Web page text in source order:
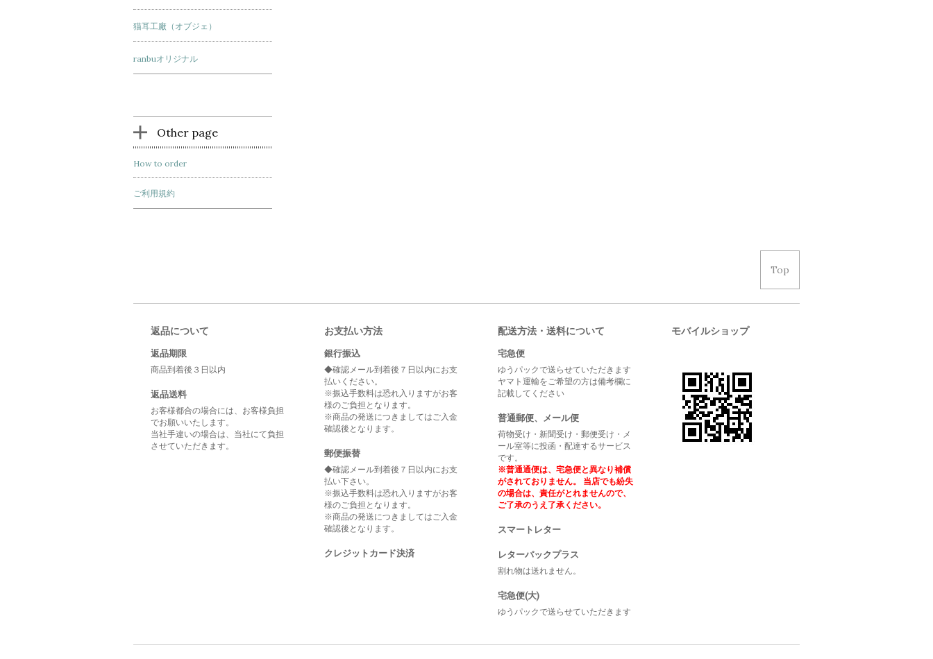
猫耳工廠（オブジェ）
ranbuオリジナル
Other page
How to order
ご利用規約
Top
返品について
返品期限
商品到着後３日以内
返品送料
お客様都合の場合には、お客様負担
でお願いいたします。
当社手違いの場合は、当社にて負担
させていただきます。
お支払い方法
銀行振込
◆確認メール到着後７日以内にお支
払いください。
※振込手数料は恐れ入りますがお客
様のご負担となります。
※商品の発送につきましてはご入金
確認後となります。
郵便振替
◆確認メール到着後７日以内にお支
払い下さい。
※振込手数料は恐れ入りますがお客
様のご負担となります。
※商品の発送につきましてはご入金
確認後となります。
クレジットカード決済
配送方法・送料について
宅急便
ゆうパックで送らせていただきます
ヤマト運輸をご希望の方は備考欄に
記載してください
普通郵便、メール便
荷物受け・新聞受け・郵便受け・メ
ール室等に投函・配達するサービス
です。
※普通通便は、宅急便と異なり補償
がされておりません。 当店でも紛失
の場合は、責任がとれませんので、
ご了承のうえ了承ください。
スマートレター
レターパックプラス
割れ物は送れません。
宅急便(大)
ゆうパックで送らせていただきます
モバイルショップ